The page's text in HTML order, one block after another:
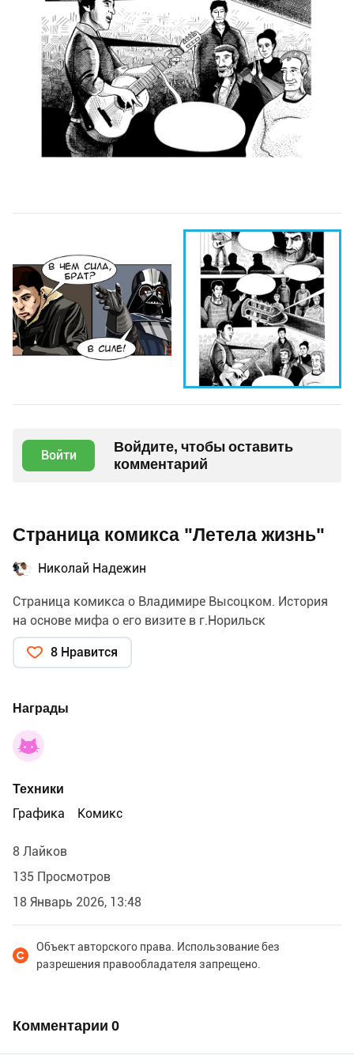
Войти
Войдите, чтобы оставить
комментарий
Страница комикса "Летела жизнь"
Николай Надежин
Страница комикса о Владимире Высоцком. История
на основе мифа о его визите в г.Норильск
8 Нравится
Награды
Техники
Графика
Комикс
8 Лайков
135 Просмотров
18 Январь 2026, 13:48
Объект авторского права. Использование без
разрешения правообладателя запрещено.
Комментарии 0